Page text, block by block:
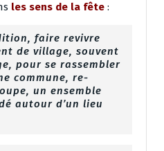
les sens de la fête :
faire revivre
de village, souvent
pour se rassembler
commune, re-
un ensemble
autour d’un lieu